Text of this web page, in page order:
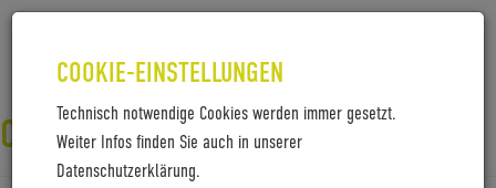
COOKIE-EINSTELLUNGEN
Technisch notwendige Cookies werden immer gesetzt.
Weiter Infos finden Sie auch in unserer
Datenschutzerklärung.
COBOC_TAIWAN_PM_2B_WEB